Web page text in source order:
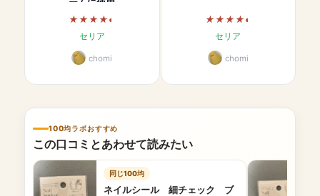
ームに使用
セリア
chomi
セリア
chomi
100均ラボおすすめ
この口コミとあわせて読みたい
同じ100均
ネイルシール 細チェック ブ